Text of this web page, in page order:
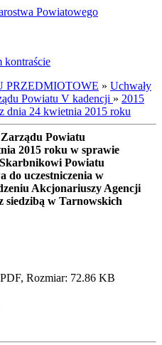
Powiatowego
PRZEDMIOTOWE » Uchwały
Powiatu V kadencji » 2015
dnia 24 kwietnia 2015 roku
Zarządu Powiatu
2015 roku w sprawie
Powiatu
do uczestniczenia w
Akcjonariuszy Agencji
siedzibą w Tarnowskich
Rozmiar: 72.86 KB